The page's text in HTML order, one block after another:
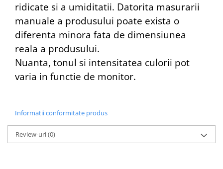
ridicate si a umiditatii. Datorita masurarii
manuale a produsului poate exista o
diferenta minora fata de dimensiunea
reala a produsului.
Nuanta, tonul si intensitatea culorii pot
varia in functie de monitor.
Informatii conformitate produs
Review-uri(0)